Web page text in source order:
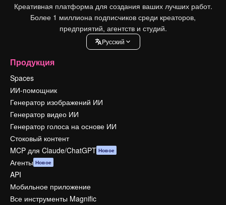
Креативная платформа для создания ваших лучших работ.
Более 1 миллиона подписчиков среди креаторов,
предприятий, агентств и студий.
Pусский
Продукция
Spaces
ИИ-помощник
Генератор изображений ИИ
Генератор видео ИИ
Генератор голоса на основе ИИ
Стоковый контент
MCP для Claude/ChatGPT Новое
Агенты Новое
API
Мобильное приложение
Все инструменты Magnific